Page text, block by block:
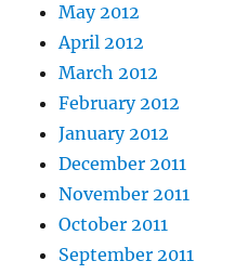
May 2012
April 2012
March 2012
February 2012
January 2012
December 2011
November 2011
October 2011
September 2011